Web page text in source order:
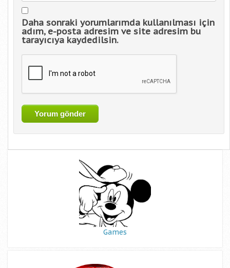
Daha sonraki yorumlarımda kullanılması için
adım, e-posta adresim ve site adresim bu
tarayıcıya kaydedilsin.
Games